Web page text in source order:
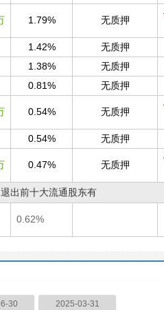
1.79% 无质押
1.42% 无质押
1.38% 无质押
0.81% 无质押
0.54% 无质押
0.54% 无质押
0.47% 无质押
出前十大流通股东有
0.62%
30 2025-03-31